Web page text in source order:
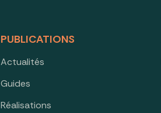
PUBLICATIONS
Actualités
Guides
Réalisations